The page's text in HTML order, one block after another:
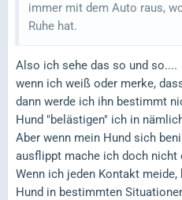
immer mit dem Auto raus,
Ruhe hat.
Also ich sehe das so und so....
wenn ich weiß oder merke,
dann werde ich ihn bestimmt
Hund "belästigen" ich in
Aber wenn mein Hund sich
ausflippt mache ich doch nicht
Wenn ich jeden Kontakt
Hund in bestimmten